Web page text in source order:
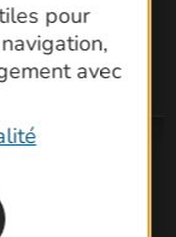
pour
avec